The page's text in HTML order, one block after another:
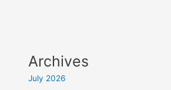
Archives
July 2026